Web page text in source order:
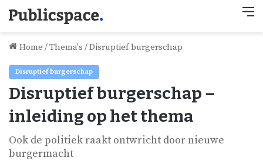
Home /Thema's /Disruptief burgerschap
Disruptief burgerschap
Disruptief burgerschap –
inleiding op het thema
Ook de politiek raakt ontwricht door nieuwe
burgermacht